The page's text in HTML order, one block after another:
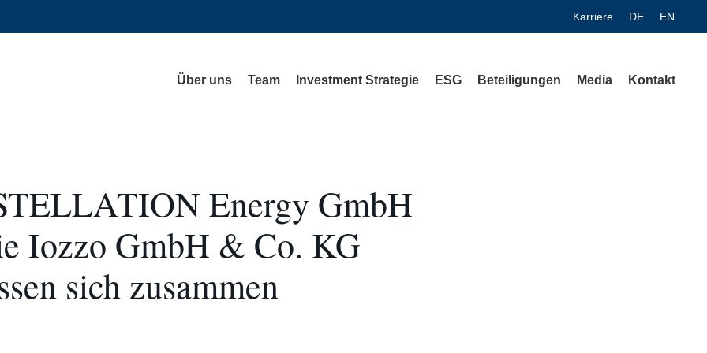
Karriere DE EN
Über uns Team Investment Strategie ESG Beteiligungen Media Kontakt
Energy GmbH
Iozzo GmbH & Co. KG
sich zusammen